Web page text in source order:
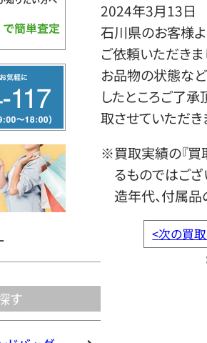
す
2024年3月13日
石川県のお客様
ご依頼いただきま
お品物の状態など
したところご了
取させていただき
※買取実績の『買
るものではござ
造年代、付属品
<次の買